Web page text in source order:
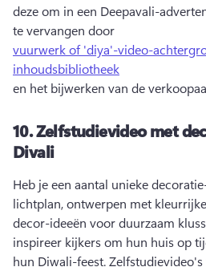
deze om in een Deepavali-
te vervangen door
vuurwerk of 'diya'-video-
inhoudsbibliotheek
en het bijwerken van de
10.Zelfstudievideo met
Divali
Heb je een aantal unieke
lichtplan, ontwerpen met
decor-ideeën voor duurzaam
inspireer kijkers om hun huis op
hun Diwali-feest.